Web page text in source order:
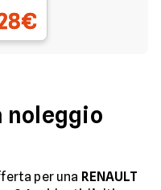
noleggio
per una RENAULT